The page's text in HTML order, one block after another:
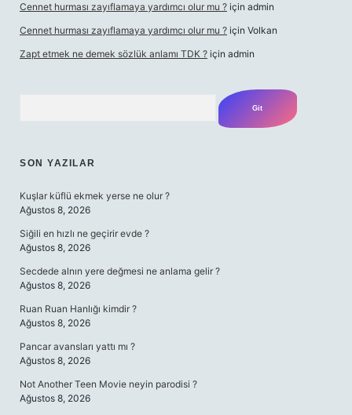
Cennet hurması zayıflamaya yardımcı olur mu ? için admin
Cennet hurması zayıflamaya yardımcı olur mu ? için Volkan
Zapt etmek ne demek sözlük anlamı TDK ? için admin
SON YAZILAR
Kuşlar küflü ekmek yerse ne olur ?
Ağustos 8, 2026
Siğili en hızlı ne geçirir evde ?
Ağustos 8, 2026
Secdede alnın yere değmesi ne anlama gelir ?
Ağustos 8, 2026
Ruan Ruan Hanlığı kimdir ?
Ağustos 8, 2026
Pancar avansları yattı mı ?
Ağustos 8, 2026
Not Another Teen Movie neyin parodisi ?
Ağustos 8, 2026